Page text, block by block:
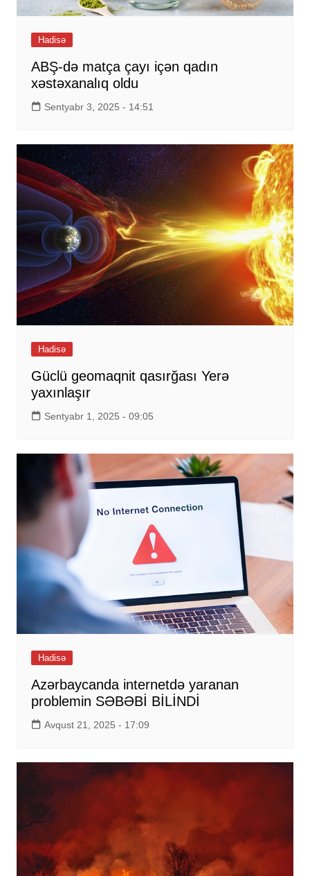
Hadisə
ABŞ-də matça çayı içən qadın
xəstəxanalıq oldu
Sentyabr 3, 2025 - 14:51
Hadisə
Güclü geomaqnit qasırğası Yerə
yaxınlaşır
Sentyabr 1, 2025 - 09:05
Hadisə
Azərbaycanda internetdə yaranan
problemin SƏBƏBİ BİLİNDİ
Avqust 21, 2025 - 17:09